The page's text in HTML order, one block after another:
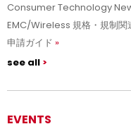
Consumer Technology
EMC/Wireless 規格・規制関
申請ガイド
see all
EVENTS